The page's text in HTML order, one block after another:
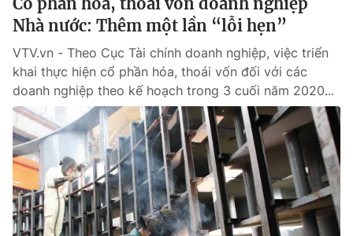
Nhà nước: Thêm một lần “lỗi hẹn”
VTV.vn - Theo Cục Tài chính doanh nghiệp, việc triển
khai thực hiện cổ phần hóa, thoái vốn đối với các
doanh nghiệp theo kế hoạch trong 3 cuối năm 2020...